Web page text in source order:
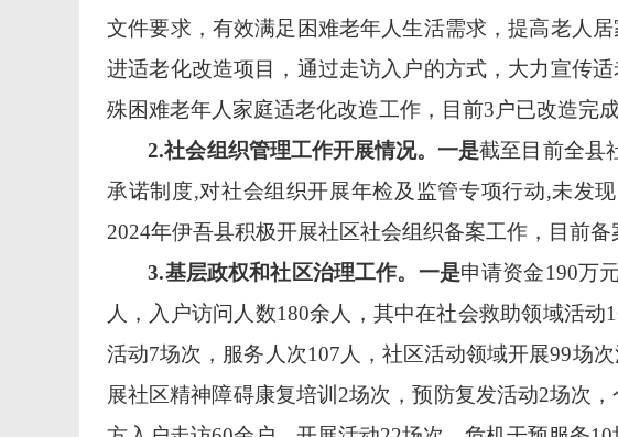
文件要求 ， 有效满足困难老年人生活需求，提高老人
进适老化改造项目，通过走访入户的方式，大力宣传
殊困难老年人家庭适老化改造工作 ， 目前3 户已改造完
2.社会组织管理工作开展情况。一是截至目前全县
承诺制度,对社会组织开展年检及 监管专项行动,未发
2024年伊吾县积极开展社区社会组织备案工作，目前
3.基层政权和社区治理工作。一是申请资金190万
人，入户访问人数180余人，其中在社会救助领域活动
活动7场次，服务人次107 人，社区活动领域开展99场
展社区精神障碍康复培训2场次，预防复发活动2场次，